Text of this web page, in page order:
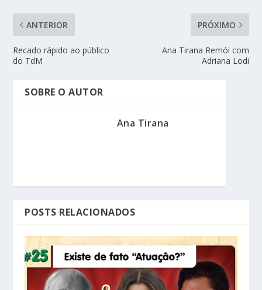
ANTERIOR
Recado rápido ao público
do TdM
PRÓXIMO
Ana Tirana Remói com
Adriana Lodi
SOBRE O AUTOR
Ana Tirana
POSTS RELACIONADOS